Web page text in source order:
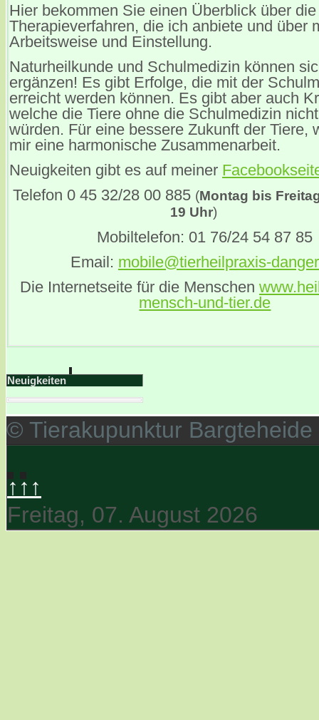
Hier bekommen Sie einen Überblick über die
Therapieverfahren, die ich anbiete und über
Arbeitsweise und Einstellung.
Naturheilkunde und Schulmedizin können
ergänzen! Es gibt Erfolge, die mit der
erreicht werden können. Es gibt aber auch
welche die Tiere ohne die Schulmedizin
würden. Für eine bessere Zukunft der Tiere,
mir eine harmonische Zusammenarbeit.
Neuigkeiten gibt es auf meiner
Telefon 0 45 32/28 00 885 (Montag bis
19 Uhr)
Mobiltelefon: 01 76/24 54 87 85
Email: mobile@tierheilpraxis-
Die Internetseite für die Menschen
mensch-und-tier.de
Neuigkeiten
© Tierakupunktur Bargteheide
↑↑↑
Freitag, 07. August 2026